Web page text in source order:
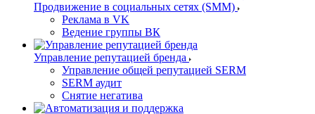
Продвижение в социальных сетях (SMM)
Реклама в VK
Ведение группы ВК
Управление репутацией бренда
Управление общей репутацией SERM
SERM аудит
Снятие негатива